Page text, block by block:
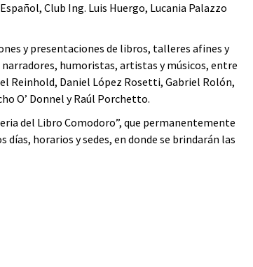
Club Ing. Luis Huergo, Lucania Palazzo
y presentaciones de libros, talleres afines y
humoristas, artistas y músicos, entre
Reinhold, Daniel López Rosetti, Gabriel Rolón,
O’ Donnel y Raúl Porchetto.
del Libro Comodoro”, que permanentemente
horarios y sedes, en donde se brindarán las